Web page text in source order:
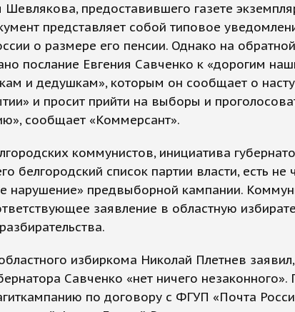
предоставившего газете
представляет собой типовое
о размере его пенсии. Однако на
послание Евгения Савченко к «дорогим
и дедушкам», которым он сообщает о
и просит прийти на выборы и
сообщает «Коммерсант».
коммунистов, инициатива
белгородский список партии власти, есть не
нарушение» предвыборной кампании.
заявление в областную
избиркома Николай Плетнев
Савченко «нет ничего незаконного».
по договору с ФГУП «Почта